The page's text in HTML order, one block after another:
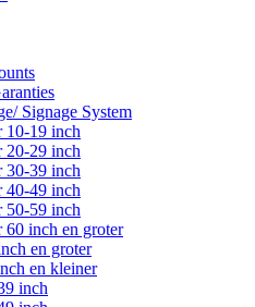
Signage System
19 inch
29 inch
39 inch
49 inch
59 inch
inch en groter
en groter
en kleiner
inch